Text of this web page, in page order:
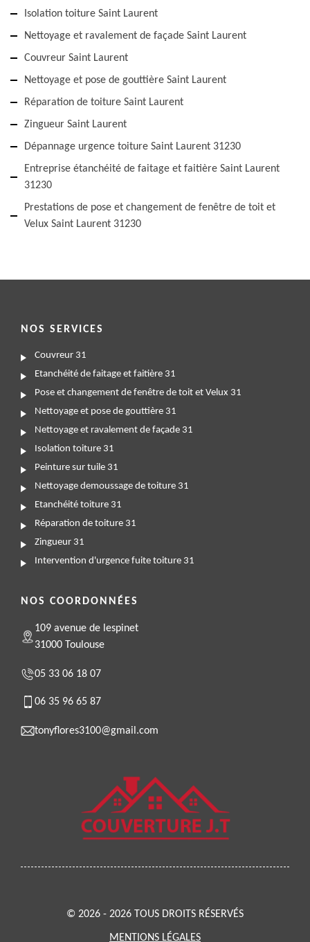
Isolation toiture Saint Laurent
Nettoyage et ravalement de façade Saint Laurent
Couvreur Saint Laurent
Nettoyage et pose de gouttière Saint Laurent
Réparation de toiture Saint Laurent
Zingueur Saint Laurent
Dépannage urgence toiture Saint Laurent 31230
Entreprise étanchéité de faitage et faitière Saint Laurent
31230
Prestations de pose et changement de fenêtre de toit et
Velux Saint Laurent 31230
NOS SERVICES
Couvreur 31
Etanchéité de faitage et faitière 31
Pose et changement de fenêtre de toit et Velux 31
Nettoyage et pose de gouttière 31
Nettoyage et ravalement de façade 31
Isolation toiture 31
Peinture sur tuile 31
Nettoyage demoussage de toiture 31
Etanchéité toiture 31
Réparation de toiture 31
Zingueur 31
Intervention d'urgence fuite toiture 31
NOS COORDONNÉES
109 avenue de lespinet
31000 Toulouse
05 33 06 18 07
06 35 96 65 87
tonyflores3100@gmail.com
© 2026 - 2026 TOUS DROITS RÉSERVÉS
MENTIONS LÉGALES